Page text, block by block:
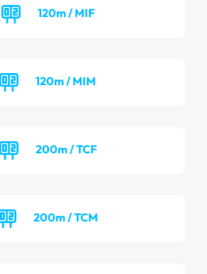
120m / MIF
120m / MIM
200m / TCF
200m / TCM